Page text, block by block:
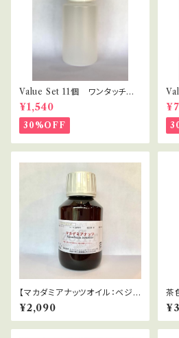
Value Set 11個 ワンタッチキ
ャップ プラボトル 30ml セラ
ピスト・講座用
¥1,540
30%OFF
ッ
ス
【マカダミアナッツオイル：ベジタ
ブルオイル】ゼフィール（栽）Ma
cdamia ternifolia
¥2,090
茶